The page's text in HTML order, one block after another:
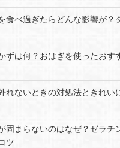
食べ過ぎたらどんな影響が？
ずは何？おはぎを使ったおす
れないときの対処法ときれい
固まらないのはなぜ？ゼラチ
ツ